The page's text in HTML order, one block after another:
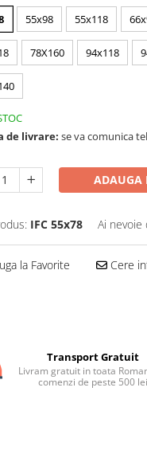
55x98 55x118
78X160 94x118
de livrare: se va comunica
ADAUGA
IFC 55x78 Ai nevoie
la Favorite Cere
Transport Gratuit
Livram gratuit in toata
comenzi de peste 500 lei